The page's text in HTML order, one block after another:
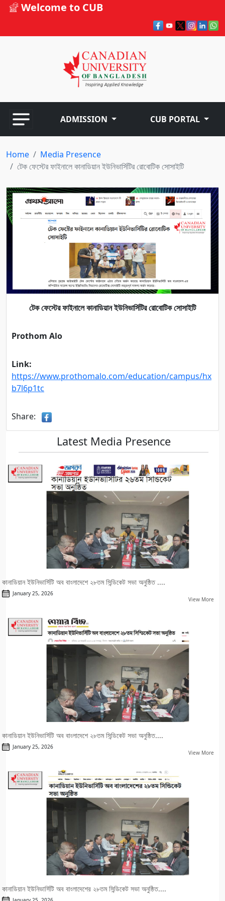
Welcome to CUB
ADMISSION CUB PORTAL
Home
Media Presence
টেক ফেস্টের ফাইনালে কানাডিয়ান ইউনিভার্সিটির রোবোটিক সোসাইটি
টেক ফেস্টের ফাইনালে কানাডিয়ান ইউনিভার্সিটির রোবোটিক সোসাইটি
Prothom Alo
Link:
https://www.prothomalo.com/education/campus/hx
b7l6p1tc
Share:
Latest Media Presence
কানাডিয়ান ইউনিভার্সিটি অব বাংলাদেশে ২৮তম সিন্ডিকেট সভা অনুষ্ঠিত ....
January 25, 2026
View More
কানাডিয়ান ইউনিভার্সিটি অব বাংলাদেশে ২৮তম সিন্ডিকেট সভা অনুষ্ঠিত....
January 25, 2026
View More
কানাডিয়ান ইউনিভার্সিটি অব বাংলাদেশের ২৮তম সিন্ডিকেট সভা অনুষ্ঠিত....